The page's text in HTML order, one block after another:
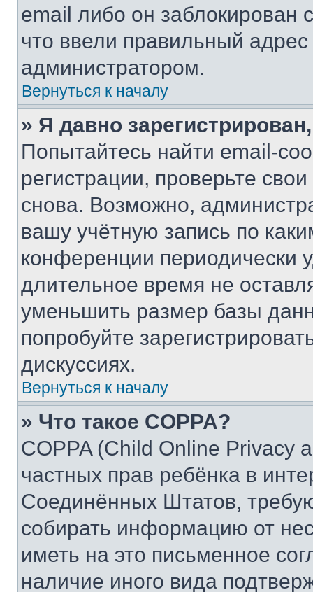
email либо он
что ввели правильный адрес
администратором.
Вернуться к началу
» Я давно
Попытайтесь найти email-
регистрации, проверьте
снова. Возможно,
вашу учётную запись по
конференции периодически
длительное время не
уменьшить размер базы
попробуйте
дискуссиях.
Вернуться к началу
» Что такое COPPA?
COPPA (Child Online Privacy
частных прав ребёнка в
Соединённых Штатов,
собирать информацию от
иметь на это письменное
наличие иного вида